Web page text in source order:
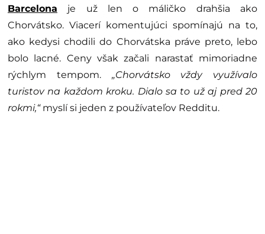
Barcelona je už len o máličko drahšia ako
Chorvátsko. Viacerí komentujúci spomínajú na to,
ako kedysi chodili do Chorvátska práve preto, lebo
bolo lacné. Ceny však začali narastať mimoriadne
rýchlym tempom.„Chorvátsko vždy využívalo
turistov na každom kroku. Dialo sa to už aj pred 20
rokmi,“myslí si jeden z používateľov Redditu.